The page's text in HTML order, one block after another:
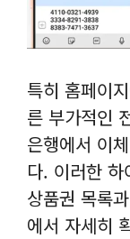
특히 홈페이
른 부가적인
은행에서 이
다. 이러한
상품권 목록
에서 자세히